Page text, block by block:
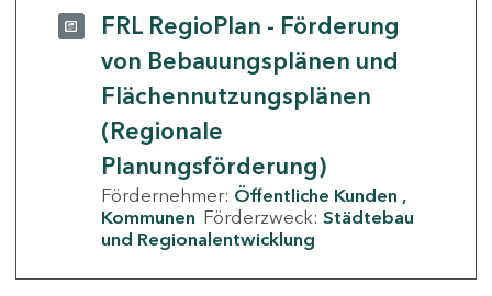
FRL RegioPlan - Förderung
von Bebauungsplänen und
Flächennutzungsplänen
(Regionale
Planungsförderung)
Fördernehmer: Öffentliche Kunden
Kommunen Förderzweck: Städtebau
und Regionalentwicklung